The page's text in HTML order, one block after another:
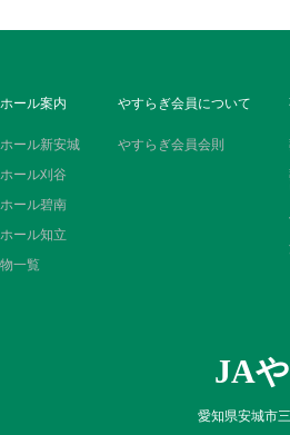
ール案内
ール新安城
ール刈谷
ール碧南
ール知立
一覧
やすらぎ会員について
やすらぎ会員会則
JA
愛知県安城市